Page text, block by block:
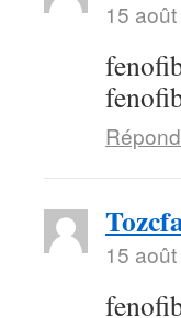
15
15